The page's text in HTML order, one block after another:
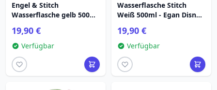
Engel & Stitch
Wasserflasche gelb 500ml
19,90 €
Verfügbar
Wasserflasche Stitch
Weiß 500ml - Egan Disney
19,90 €
Verfügbar